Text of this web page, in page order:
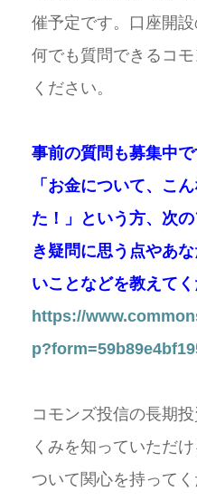
催予定です。口座開設
何でも質問できるコ
ください。
事前の質問も募集中で
「お金について、こ
た！」という方、次
き疑問に思う点やあ
いことなどを教えてく
https://
コモンズ投信の長期
くみを知っていただ
ついて関心を持って